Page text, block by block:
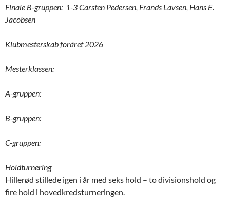
Finale B-gruppen: 1-3 Carsten Pedersen, Frands Lavsen, Hans E.
Jacobsen
Klubmesterskab foråret 2026
Mesterklassen:
A-gruppen:
B-gruppen:
C-gruppen:
Holdturnering
Hillerød stillede igen i år med seks hold – to divisionshold og
fire hold i hovedkredsturneringen.